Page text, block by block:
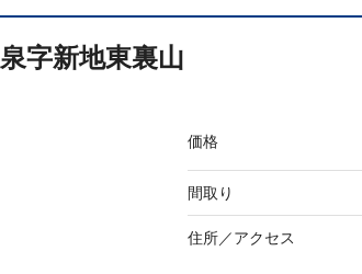
字新地東裏山
価格
間取り
住所／アクセス